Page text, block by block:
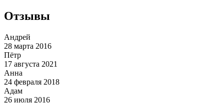
Отзывы
Андрей
28 марта 2016
Пётр
17 августа 2021
Анна
24 февраля 2018
Адам
26 июля 2016